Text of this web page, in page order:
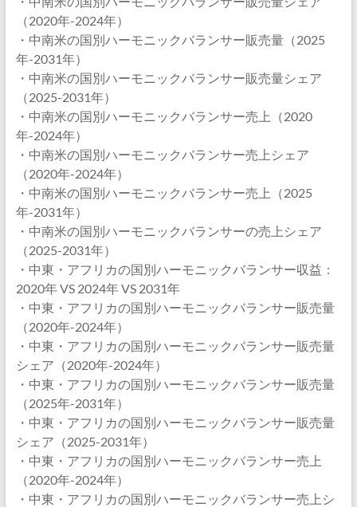
（2020年-2024年）
・中南米の国別ハーモニックバランサー販売量（2025
年-2031年）
・中南米の国別ハーモニックバランサー販売量シェア
（2025-2031年）
・中南米の国別ハーモニックバランサー売上（2020
年-2024年）
・中南米の国別ハーモニックバランサー売上シェア
（2020年-2024年）
・中南米の国別ハーモニックバランサー売上（2025
年-2031年）
・中南米の国別ハーモニックバランサーの売上シェア
（2025-2031年）
・中東・アフリカの国別ハーモニックバランサー収益：
2020年 VS 2024年 VS 2031年
・中東・アフリカの国別ハーモニックバランサー販売量
（2020年-2024年）
・中東・アフリカの国別ハーモニックバランサー販売量
シェア（2020年-2024年）
・中東・アフリカの国別ハーモニックバランサー販売量
（2025年-2031年）
・中東・アフリカの国別ハーモニックバランサー販売量
シェア（2025-2031年）
・中東・アフリカの国別ハーモニックバランサー売上
（2020年-2024年）
・中東・アフリカの国別ハーモニックバランサー売上シ